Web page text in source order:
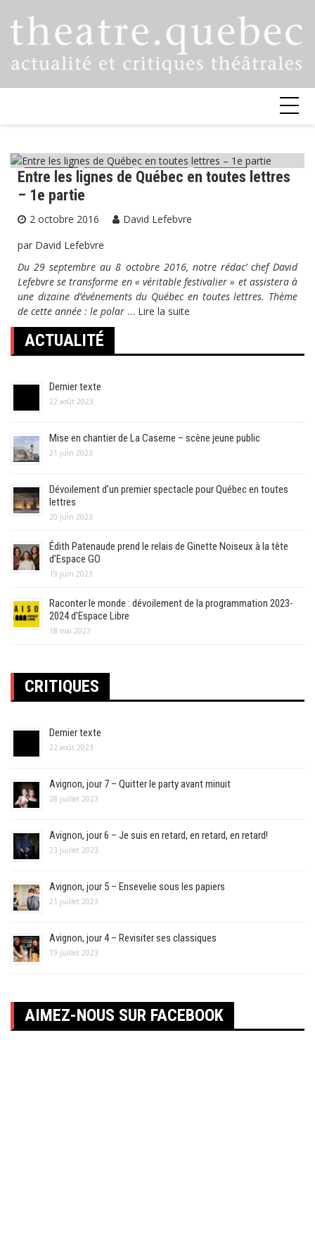
Critiques Festival Lecture
Musique
Non classé
Entre les lignes de Québec en toutes lettres
– 1e partie
2 octobre 2016
David Lefebvre
par David Lefebvre
Du 29 septembre au 8 octobre 2016, notre rédac’ chef David
Lefebvre se transforme en « véritable festivalier » et assistera à
une dizaine d’événements du Québec en toutes lettres. Thème
de cette année : le polar … Lire la suite
ACTUALITÉ
Dernier texte
22 août 2023
Mise en chantier de La Caserne – scène jeune public
21 juin 2023
Dévoilement d’un premier spectacle pour Québec en toutes
lettres
20 juin 2023
Édith Patenaude prend le relais de Ginette Noiseux à la tête
d’Espace GO
19 juin 2023
Raconter le monde : dévoilement de la programmation 2023-
2024 d’Espace Libre
18 mai 2023
CRITIQUES
Dernier texte
22 août 2023
Avignon, jour 7 – Quitter le party avant minuit
28 juillet 2023
Avignon, jour 6 – Je suis en retard, en retard, en retard!
23 juillet 2023
Avignon, jour 5 – Ensevelie sous les papiers
21 juillet 2023
Avignon, jour 4 – Revisiter ses classiques
19 juillet 2023
AIMEZ-NOUS SUR FACEBOOK